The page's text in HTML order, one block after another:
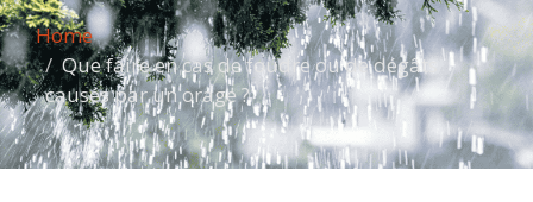
Home
Que faire en cas de foudre ou de dégâts
causés par un orage ?